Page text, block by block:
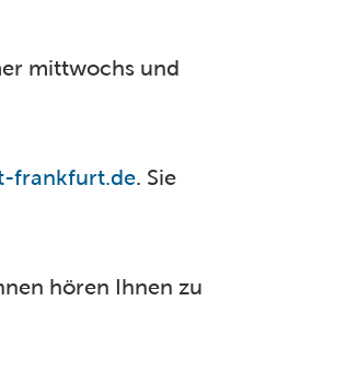
mittwochs und
frankfurt.de. Sie
hören Ihnen zu